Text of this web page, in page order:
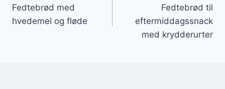
Fedtebrød med
hvedemel og fløde
Fedtebrød til
eftermiddagssnack
med krydderurter